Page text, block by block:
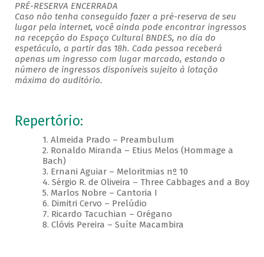
PRÉ-RESERVA ENCERRADA
Caso não tenha conseguido fazer a pré-reserva de seu
lugar pela internet, você ainda pode encontrar ingressos
na recepção do Espaço Cultural BNDES, no dia do
espetáculo, a partir das 18h. Cada pessoa receberá
apenas um ingresso com lugar marcado, estando o
número de ingressos disponíveis sujeito à lotação
máxima do auditório.
Repertório:
1. Almeida Prado – Preambulum
2. Ronaldo Miranda – Etius Melos (Hommage a
Bach)
3. Ernani Aguiar – Meloritmias nº 10
4. Sérgio R. de Oliveira – Three Cabbages and a Boy
5. Marlos Nobre – Cantoria I
6. Dimitri Cervo – Prelúdio
7. Ricardo Tacuchian – Orégano
8. Clóvis Pereira – Suíte Macambira